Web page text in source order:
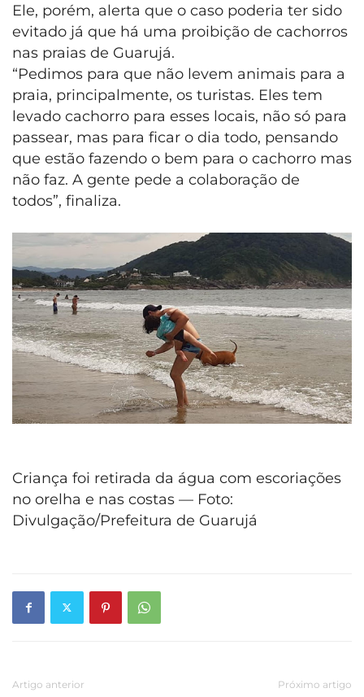
Ele, porém, alerta que o caso poderia ter sido
evitado já que há uma proibição de cachorros
nas praias de Guarujá.
“Pedimos para que não levem animais para a
praia, principalmente, os turistas. Eles tem
levado cachorro para esses locais, não só para
passear, mas para ficar o dia todo, pensando
que estão fazendo o bem para o cachorro mas
não faz. A gente pede a colaboração de
todos”, finaliza.
Criança foi retirada da água com escoriações
no orelha e nas costas — Foto:
Divulgação/Prefeitura de Guarujá
Artigo anterior Próximo artigo